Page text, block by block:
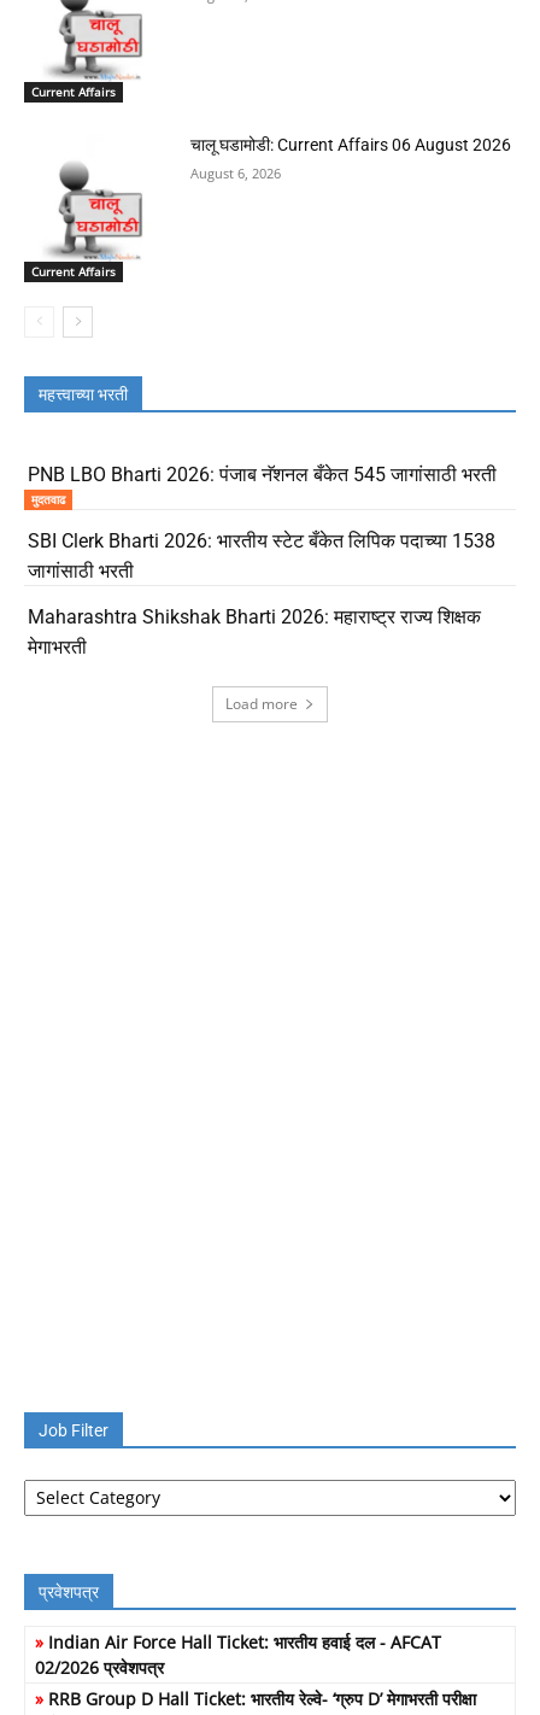
Current Affairs
Current Affairs
चालू घडामोडी: Current Affairs 06 August 2026
August 6, 2026
महत्त्वाच्या भरती
PNB LBO Bharti 2026: पंजाब नॅशनल बँकेत 545 जागांसाठी भरती
मुदतवाढ
SBI Clerk Bharti 2026: भारतीय स्टेट बँकेत लिपिक पदाच्या 1538
जागांसाठी भरती
Maharashtra Shikshak Bharti 2026: महाराष्ट्र राज्य शिक्षक
मेगाभरती
Load more
Job Filter
Job
Filter
प्रवेशपत्र
» Indian Air Force Hall Ticket: भारतीय हवाई दल - AFCAT
02/2026 प्रवेशपत्र
» RRB Group D Hall Ticket: भारतीय रेल्वे- ‘ग्रुप D’ मेगाभरती परीक्षा